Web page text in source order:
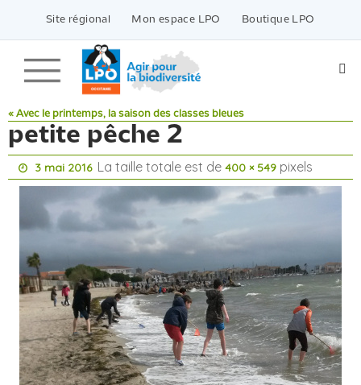
contenu
Site régional Mon espace LPO Boutique LPO
« Avec le printemps, la saison des classes bleues
petite pêche 2
3 mai 2016 La taille totale est de400 × 549 pixels